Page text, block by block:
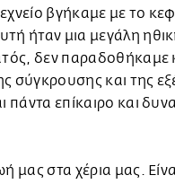
βγήκαμε με το
ήταν μια μεγάλη
δεν παραδοθήκαμε
σύγκρουσης και της
πάντα επίκαιρο και
μας στα χέρια μας.